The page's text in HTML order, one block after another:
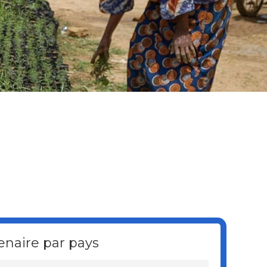
par pays